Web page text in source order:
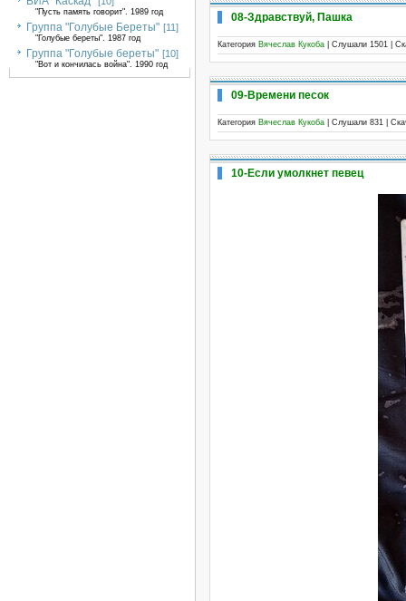
"Пусть память говорит". 1989 год
Группа "Голубые Береты" [11]
"Голубые береты". 1987 год
Группа "Голубые береты" [10]
"Вот и кончилась война". 1990 год
08-Здравствуй, Пашка
Категория Вячеслав Кукоба | Слушали 1501 |
09-Времени песок
Категория Вячеслав Кукоба | Слушали 831 |
10-Если умолкнет певец